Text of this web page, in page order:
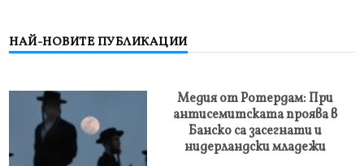
НАЙ-НОВИТЕ ПУБЛИКАЦИИ
Медия от Ротердам: При
антисемитската проява в
Банско са засегнати и
нидерландски младежи